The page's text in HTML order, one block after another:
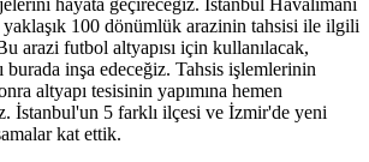
yaklaşık 100 dönümlük arazinin tahsisi ile ilgili
arazi futbol altyapısı için kullanılacak,
burada inşa edeceğiz. Tahsis işlemlerinin
altyapı tesisinin yapımına hemen
İstanbul'un 5 farklı ilçesi ve İzmir'de yeni
kat ettik.